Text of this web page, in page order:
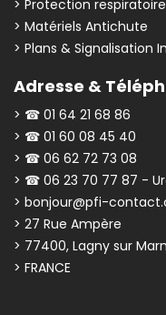
> Protection respiratoire
> Matériels Antichute
> Plans & Signalisation
Adresse &
> ☎ 01 64 21 68 86
> ☎ 01 60 08 45 40
> ☎ 06 62 72 73 08
> ☎ 06 23 70 77 87 -
> bonjour@pfi-
> 27 Rue Ampère
> 77400, Lagny sur
> FRANCE